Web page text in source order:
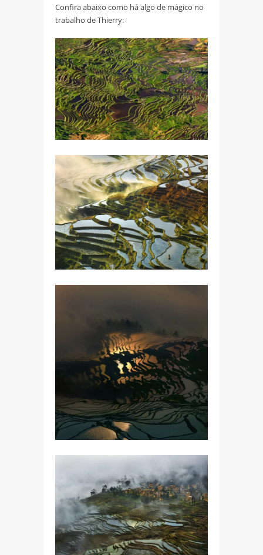
Confira abaixo como há algo de mágico no
trabalho de Thierry: